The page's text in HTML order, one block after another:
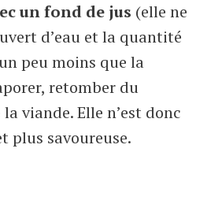
un fond de jus (elle ne
d’eau et la quantité
peu moins que la
retomber du
viande. Elle n’est donc
plus savoureuse.